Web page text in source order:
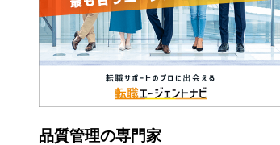
品質管理の専門家